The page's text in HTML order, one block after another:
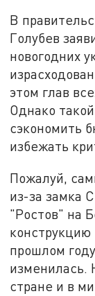
В
Голубев
новогодних
этом глав
Однако
сэкономить
избежать
Пожалуй,
из-за замка
"Ростов" на
конструкцию
прошлом
изменилась.
стране и в